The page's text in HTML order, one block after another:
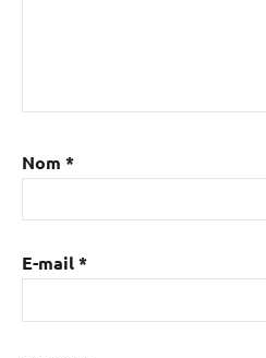
Nom *
E-mail*